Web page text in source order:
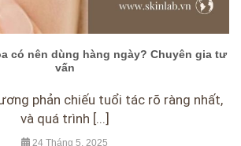
có nên dùng hàng ngày? Chuyên gia tư
vấn
phản chiếu tuổi tác rõ ràng nhất,
và quá trình [...]
24 Tháng 5, 2025